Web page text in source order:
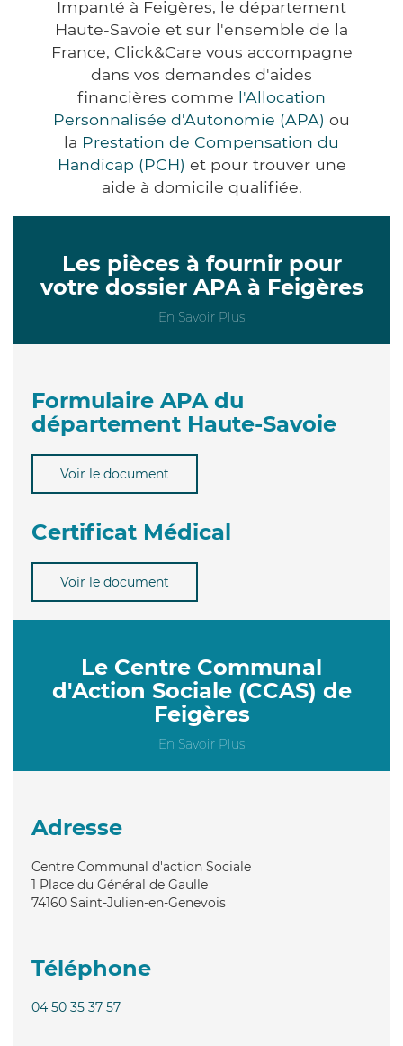
Impanté à Feigères, le département
Haute-Savoie et sur l'ensemble de la
France, Click&Care vous accompagne
dans vos demandes d'aides
financières comme l'Allocation
Personnalisée d'Autonomie (APA) ou
la Prestation de Compensation du
Handicap (PCH) et pour trouver une
aide à domicile qualifiée.
Les pièces à fournir pour
votre dossier APA à Feigères
En Savoir Plus
Formulaire APA du
département Haute-Savoie
Voir le document
Certificat Médical
Voir le document
Le Centre Communal
d'Action Sociale (CCAS) de
Feigères
En Savoir Plus
Adresse
Centre Communal d'action Sociale
1 Place du Général de Gaulle
74160 Saint-Julien-en-Genevois
Téléphone
04 50 35 37 57